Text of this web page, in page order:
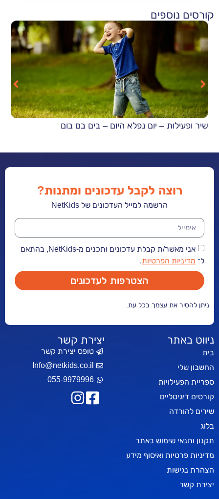
קורסים נוספים
שיר ופעילות – יום נפלא היום – בים בם בום
ניווט באתר
בית
החשבון שלי
ספריית הפעילויות
קורסים דיגיטליים
שירים להורדה
בלוג
תקנון ותנאי שימוש באתר
מדיניות פרטיות ואיסוף מידע
הצהרת נגישות
יצירת קשר
רוצה לקבל עדכונים ומתנות?
הרשמה למייל העדכונים של NetKids
אני מאשר/ת קבלת עדכונים ותכנים מ-NetKids, בהתאם
ל־ מדיניות הפרטיות.
הצטרפות לעדכונים
ניתן להסיר את עצמך בכל עת.
יצירת קשר
טופס יצירת קשר
Info@netkids.co.il
055-9979996